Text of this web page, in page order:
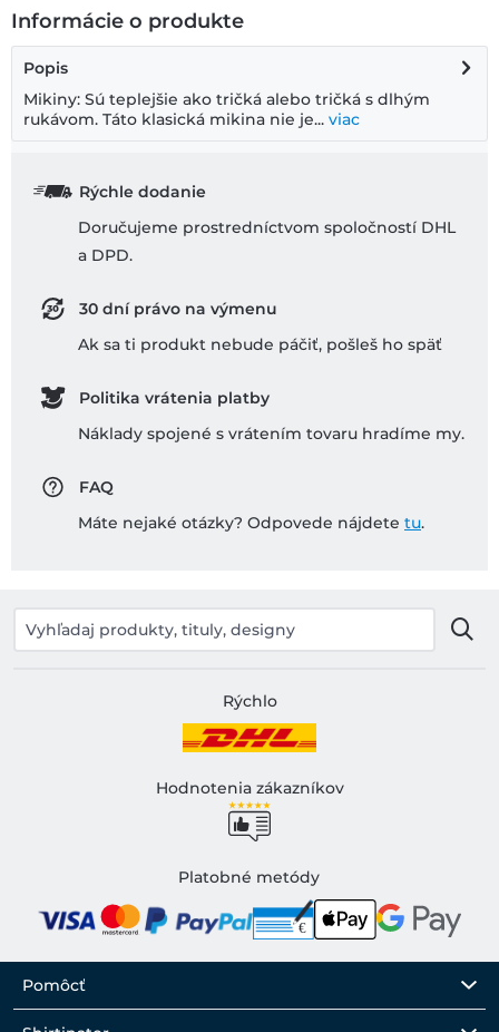
Informácie o produkte
Popis
Mikiny: Sú teplejšie ako tričká alebo tričká s dlhým
rukávom. Táto klasická mikina nie je... viac
Rýchle dodanie
Doručujeme prostredníctvom spoločností DHL
a DPD.
30 dní právo na výmenu
Ak sa ti produkt nebude páčiť, pošleš ho späť
Politika vrátenia platby
Náklady spojené s vrátením tovaru hradíme my.
FAQ
Máte nejaké otázky? Odpovede nájdete tu.
Rýchlo
Hodnotenia zákazníkov
Platobné metódy
Pomôcť